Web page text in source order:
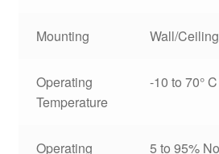
Mounting Wall/
Operating
Temperature
-10 to 70°
Operating 5 to 95%